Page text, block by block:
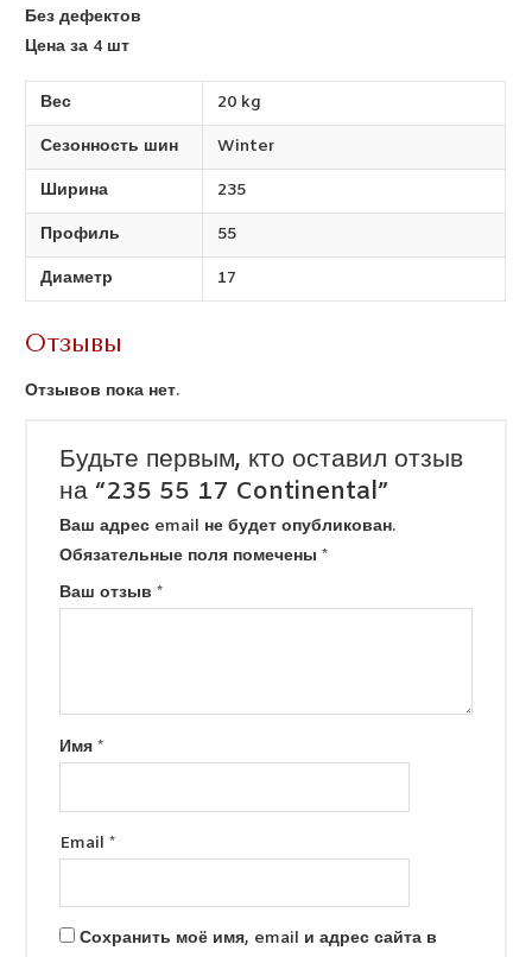
Без дефектов
Цена за 4 шт
Вес
20 kg
Сезонность шин
Winter
Ширина
235
Профиль
55
Диаметр
17
Отзывы
Отзывов пока нет.
Будьте первым, кто оставил отзыв
на “235 55 17 Continental”
Ваш адрес email не будет опубликован.
Обязательные поля помечены*
Ваш отзыв*
Имя*
Email*
Сохранить моё имя, email и адрес сайта в